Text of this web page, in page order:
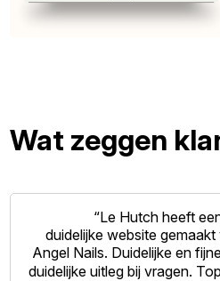
Wat zeggen
“Le Hutch heeft
duidelijke website
Angel Nails. Duidelijke en
duidelijke uitleg bij vragen.